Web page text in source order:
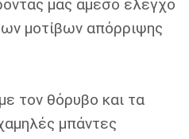
μας άμεσο έλεγχο
μοτίβων απόρριψης
τον θόρυβο και τα
μπάντες